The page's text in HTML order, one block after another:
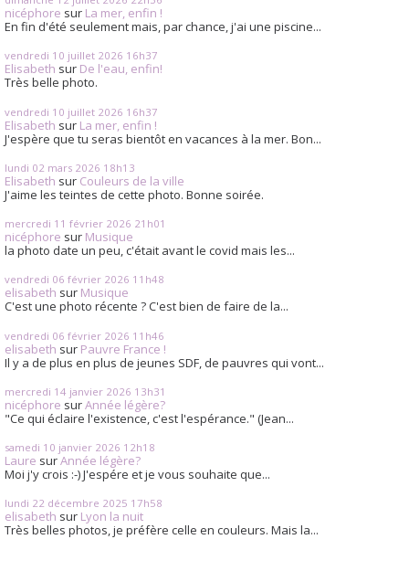
nicéphore sur La mer, enfin !
En fin d'été seulement mais, par chance, j'ai une piscine...
vendredi 10 juillet 2026 16h37
Elisabeth sur De l'eau, enfin!
Très belle photo.
vendredi 10 juillet 2026 16h37
Elisabeth sur La mer, enfin !
J'espère que tu seras bientôt en vacances à la mer. Bon...
lundi 02 mars 2026 18h13
Elisabeth sur Couleurs de la ville
J'aime les teintes de cette photo. Bonne soirée.
mercredi 11 février 2026 21h01
nicéphore sur Musique
la photo date un peu, c'était avant le covid mais les...
vendredi 06 février 2026 11h48
elisabeth sur Musique
C'est une photo récente ? C'est bien de faire de la...
vendredi 06 février 2026 11h46
elisabeth sur Pauvre France !
Il y a de plus en plus de jeunes SDF, de pauvres qui vont...
mercredi 14 janvier 2026 13h31
nicéphore surAnnée légère?
"Ce qui éclaire l'existence, c'est l'espérance." (Jean...
samedi 10 janvier 2026 12h18
Laure surAnnée légère?
Moi j'y crois :-) J'espére et je vous souhaite que...
lundi 22 décembre 2025 17h58
elisabeth sur Lyon la nuit
Très belles photos, je préfère celle en couleurs. Mais la...